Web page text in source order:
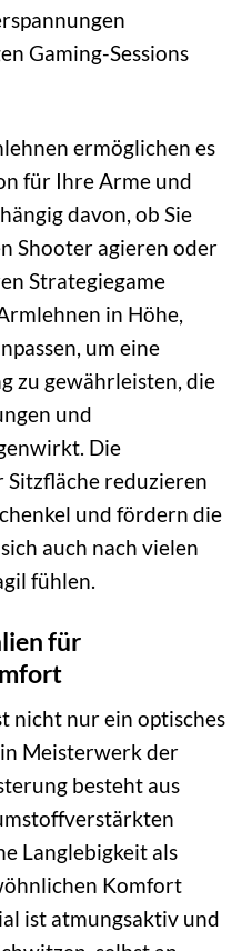
Gaming-Sessions
ermöglichen es
für Ihre Arme und
davon, ob Sie
Shooter agieren oder
Strategiegame
in Höhe,
um eine
zu gewährleisten, die
und
Die
reduzieren
und fördern die
auch nach vielen
fühlen.
für
nicht nur ein optisches
Meisterwerk der
besteht aus
Langlebigkeit als
Komfort
ist atmungsaktiv und